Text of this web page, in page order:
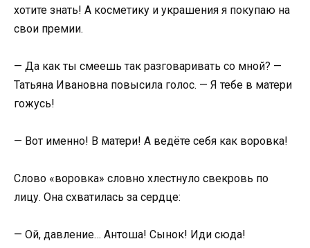
хотите знать! А косметику и украшения я покупаю на
свои премии.
— Да как ты смеешь так разговаривать со мной? —
Татьяна Ивановна повысила голос. — Я тебе в матери
гожусь!
— Вот именно! В матери! А ведёте себя как воровка!
Слово «воровка» словно хлестнуло свекровь по
лицу. Она схватилась за сердце:
— Ой, давление… Антоша! Сынок! Иди сюда!